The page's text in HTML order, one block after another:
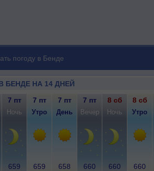
погоду в Бенде
БЕНДЕ НА 14 ДНЕЙ
7 пт 7 пт 7 пт 7 пт 8 сб 8 сб
Ночь Утро День Вечер Ночь Утро
659 659 658 660 660 660